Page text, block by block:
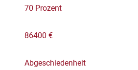
70 Prozent
86400 €
Abgeschiedenheit